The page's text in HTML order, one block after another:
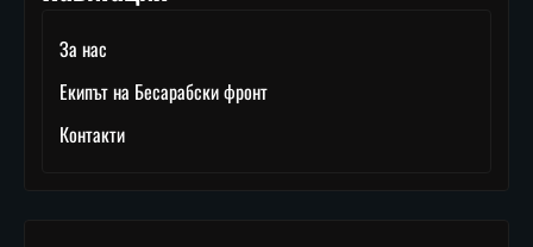
За нас
Екипът на Бесарабски фронт
Контакти